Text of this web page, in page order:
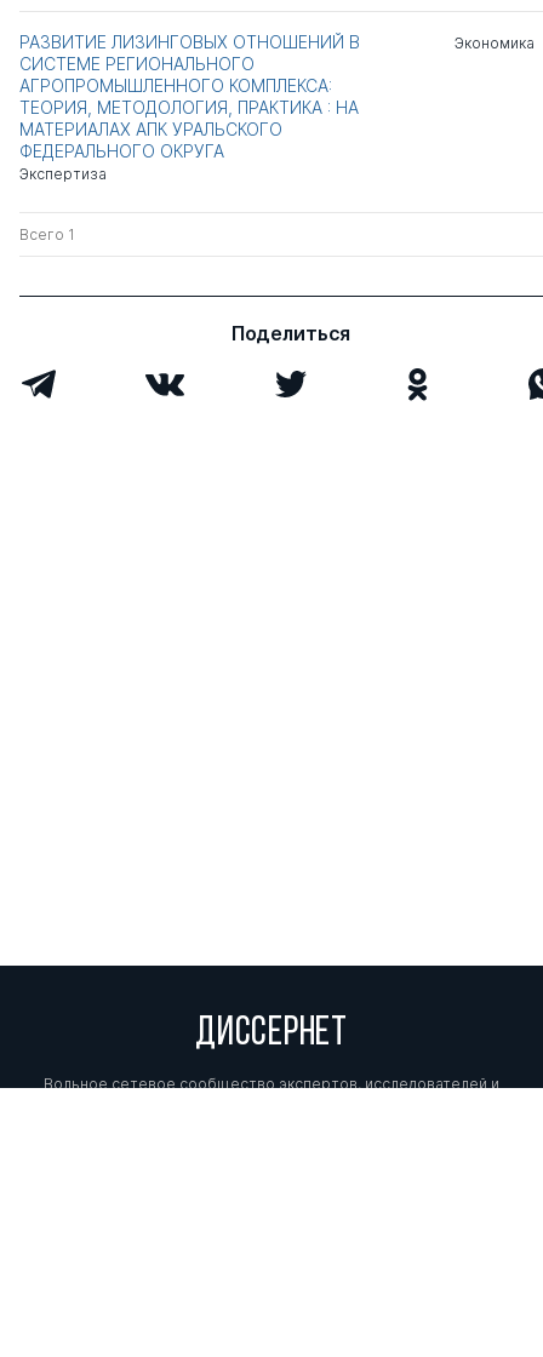
РАЗВИТИЕ ЛИЗИНГОВЫХ ОТНОШЕНИЙ В
СИСТЕМЕ РЕГИОНАЛЬНОГО
АГРОПРОМЫШЛЕННОГО КОМПЛЕКСА:
ТЕОРИЯ, МЕТОДОЛОГИЯ, ПРАКТИКА : НА
МАТЕРИАЛАХ АПК УРАЛЬСКОГО
ФЕДЕРАЛЬНОГО ОКРУГА
Экспертиза
Экономика
Всего 1
Поделиться
ДИССЕРНЕТ
Вольное сетевое сообщество экспертов, исследователей и